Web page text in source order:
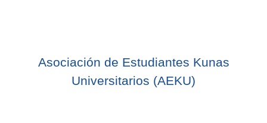
Asociación de Estudiantes Kunas
Universitarios (AEKU)